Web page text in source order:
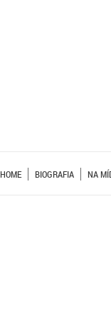
HOME BIOGRAFIA NA